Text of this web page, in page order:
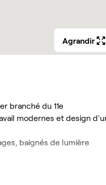
Agrandir
branché du 11e
modernes et design
baignés de lumière
des bureaux privés, des